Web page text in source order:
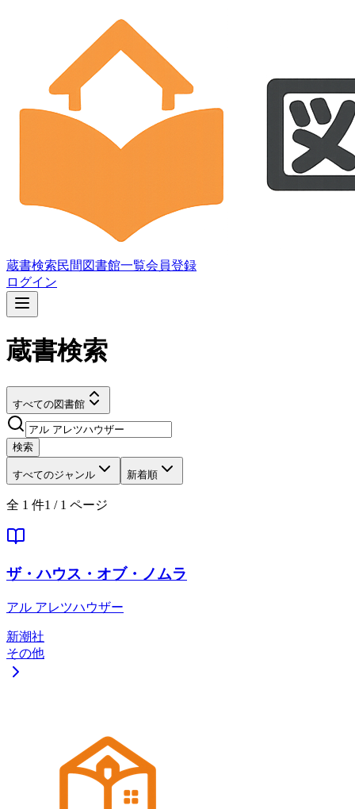
蔵書検索民間図書館一覧会員登録
ログイン
蔵書検索
すべての図書館
検索
すべてのジャンル 新着順
全 1 件1 / 1 ページ
ザ・ハウス・オブ・ノムラ
アル アレツハウザー
新潮社
その他